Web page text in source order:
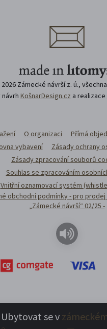
Ubytovat se v
Zámecké návrší z. ú.,
KošnarDesign.cz a realizace
O organizaci
Přímá
vybavení
Zásady ochrany
Zásady zpracování souborů
Souhlas se zpracováním
Vnitřní oznamovací systém
obchodní podmínky - pro prodej
„Zámecké návrší“ 02/25 -